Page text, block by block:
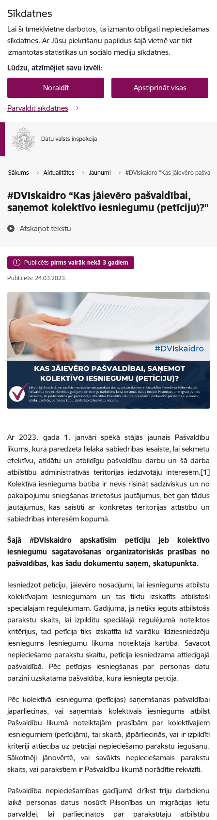
Sīkdatnes
Lai šī tīmekļvietne darbotos, tā izmanto obligāti nepieciešamās
sīkdatnes. Ar Jūsu piekrišanu papildus šajā vietnē var tikt
izmantotas statistikas un sociālo mediju sīkdatnes.
Lūdzu, atzīmējiet savu izvēli:
Noraidīt Apstiprināt visas
Pārvaldīt sīkdatnes
Sākums Aktualitātes Jaunumi #DVIskaidro “Kas jāievēro
#DVIskaidro “Kas jāievēro pašvaldībai,
saņemot kolektīvo iesniegumu (petīciju)?”
Atskaņot tekstu
Publicēts pirms vairāk nekā 3 gadiem
Publicēts: 24.03.2023.
Ar 2023. gada 1. janvāri spēkā stājās jaunais Pašvaldību
likums, kurā paredzēta lielāka sabiedrības iesaiste, lai sekmētu
efektīvu, atklātu un atbildīgu pašvaldību darbu un šā darba
atbilstību administratīvās teritorijas iedzīvotāju interesēm.[1]
Kolektīvā iesnieguma būtība ir nevis risināt sadzīviskus un no
pakalpojumu sniegšanas izrietošus jautājumus, bet gan tādus
jautājumus, kas saistīti ar konkrētas teritorijas attīstību un
sabiedrības interesēm kopumā.
Šajā #DVIskaidro apskatīsim petīciju jeb kolektīvo
iesniegumu sagatavošanas organizatoriskās prasības no
pašvaldības, kas šādu dokumentu saņem, skatupunkta.
Iesniedzot petīciju, jāievēro nosacījumi, lai iesniegums atbilstu
kolektīvajam iesniegumam un tas tiktu izskatīts atbilstoši
speciālajam regulējumam. Gadījumā, ja netiks iegūts atbilstošs
parakstu skaits, lai izpildītu speciālajā regulējumā noteiktos
kritērijus, tad petīcija tiks izskatīta kā vairāku līdziesniedzēju
iesniegums Iesniegumu likumā noteiktajā kārtībā. Savācot
nepieciešamo parakstu skaitu, petīcija iesniedzama attiecīgajā
pašvaldībā. Pēc petīcijas iesniegšanas par personas datu
pārzini uzskatāma pašvaldība, kurā iesniegta petīcija.
Pēc kolektīvā iesnieguma (petīcijas) saņemšanas pašvaldībai
jāpārliecinās, vai saņemtais kolektīvais iesniegums atbilst
Pašvaldību likumā noteiktajām prasībām par kolektīvajiem
iesniegumiem (petīcijām), tai skaitā, jāpārliecinās, vai ir izpildīti
kritēriji attiecībā uz petīcijai nepieciešamo parakstu iegūšanu.
Sākotnēji jānovērtē, vai savākts nepieciešamais parakstu
skaits, vai parakstiem ir Pašvaldību likumā norādītie rekvizīti.
Pašvaldība nepieciešamības gadījumā drīkst triju darbdienu
laikā personas datus nosūtīt Pilsonības un migrācijas lietu
pārvaldei, lai pārliecinātos par parakstītāju atbilstību